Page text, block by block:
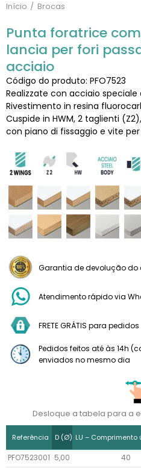
Início Brocas
Punta foratrice
lancia per fori
acciaio
Código do produto: PFO7523
Realizzate con acciaio speciale
Rivestimento in resina
Cuspide in HWM, 2 taglienti
con piano di fissaggio e vite
Garantia de devolução do
Atendimento rápido via
FRETE GRÁTIS para
Pedidos feitos até às 14h
enviados no mesmo dia
Desloque a tabela para a
Referência D (Ø) LU –
PFO7523001 5,00 40